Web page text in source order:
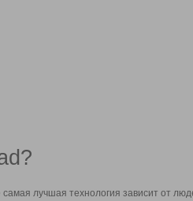
лучшая технология зависит от